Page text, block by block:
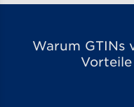
Warum GTINs